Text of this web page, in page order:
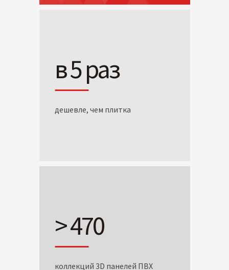
в 5 раз
дешевле, чем плитка
> 470
коллекций 3D панелей ПВХ